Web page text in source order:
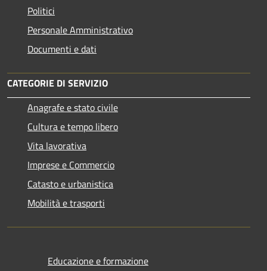
Politici
Personale Amministrativo
Documenti e dati
CATEGORIE DI SERVIZIO
Anagrafe e stato civile
Cultura e tempo libero
Vita lavorativa
Imprese e Commercio
Catasto e urbanistica
Mobilità e trasporti
Educazione e formazione